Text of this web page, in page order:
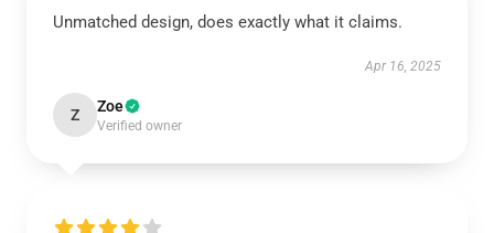
Unmatched design, does exactly what it claims.
Apr 16, 2025
Z Zoe
Verified owner